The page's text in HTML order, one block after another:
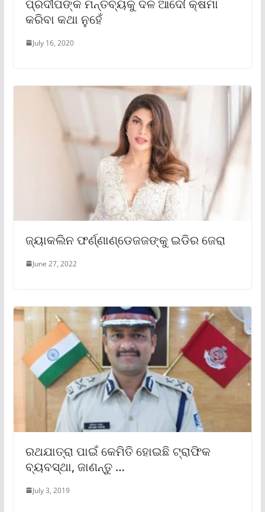
ପ୍ରଦୀପଙ୍କ ମନ୍ତବ୍ୟକୁ ଦଳ ଆଦୌ କ୍ଷମା
କରିବା କଥା ନୁହେଁ
July 16, 2020
ଜ୍ୟାକଲିନ ଫର୍ଣ୍ଣାଣ୍ଡେଜଜଙ୍କୁ ଇଡିର ଜେରା
June 27, 2022
ରଥଯାତ୍ରା ପାଇଁ କେମିତି ହୋଇଛି ଟ୍ରାଫିକ
ବ୍ୟବସ୍ଥା, ଜାଣନ୍ତୁ …
July 3, 2019